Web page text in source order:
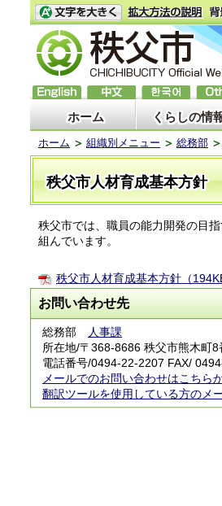
ホーム くらしの情
ホーム 組織別メニュー 総務部
秩父市人材育成基本方針
秩父市では、職員の能力開発の目
組んでいます。
秩父市人材育成基本方針（
お問い合わせ先
総務部
人事課
所在地/〒368-8686 秩父市熊木町
電話番号/0494-22-2207 FAX/
メールでのお問い合わせはこちら
翻訳ツールを使用している方のメ